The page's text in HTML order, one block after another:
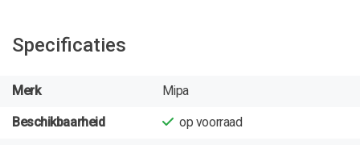
Specificaties
Merk Mipa
Beschikbaarheid op voorraad